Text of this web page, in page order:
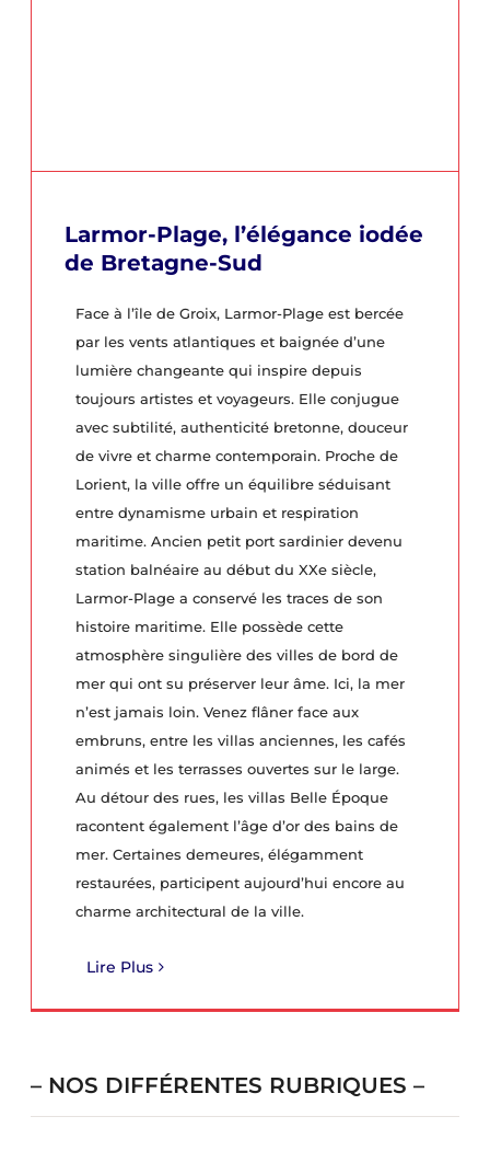
Larmor-Plage, l’élégance iodée
de Bretagne-Sud
Face à l’île de Groix, Larmor-Plage est bercée
par les vents atlantiques et baignée d’une
lumière changeante qui inspire depuis
toujours artistes et voyageurs. Elle conjugue
avec subtilité, authenticité bretonne, douceur
de vivre et charme contemporain. Proche de
Lorient, la ville offre un équilibre séduisant
entre dynamisme urbain et respiration
maritime. Ancien petit port sardinier devenu
station balnéaire au début du XXe siècle,
Larmor-Plage a conservé les traces de son
histoire maritime. Elle possède cette
atmosphère singulière des villes de bord de
mer qui ont su préserver leur âme. Ici, la mer
n’est jamais loin. Venez flâner face aux
embruns, entre les villas anciennes, les cafés
animés et les terrasses ouvertes sur le large.
Au détour des rues, les villas Belle Époque
racontent également l’âge d’or des bains de
mer. Certaines demeures, élégamment
restaurées, participent aujourd’hui encore au
charme architectural de la ville.
Lire Plus
– NOS DIFFÉRENTES RUBRIQUES –